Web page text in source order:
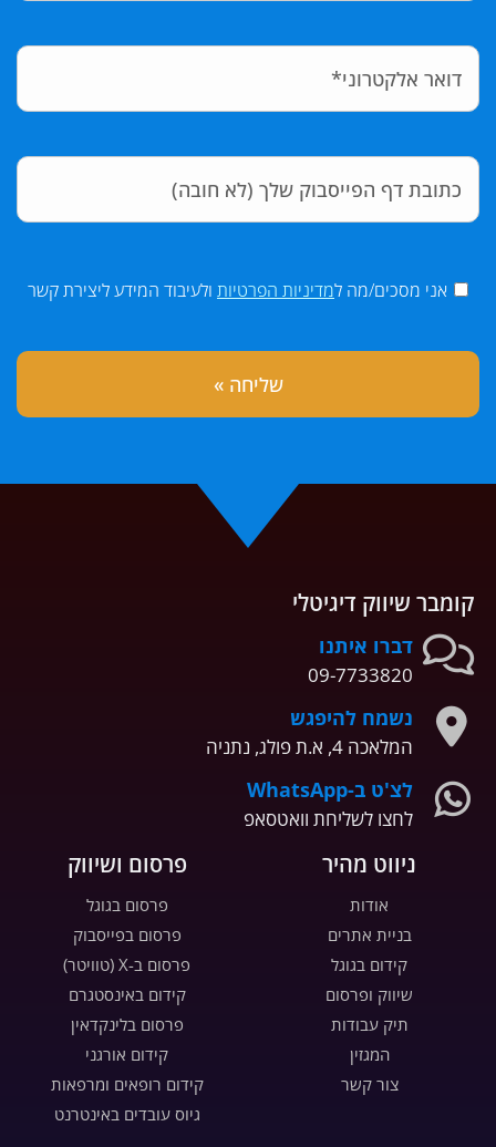
אני מסכים/מה למדיניות הפרטיות ולעיבוד המידע ליצירת קשר
קומבר שיווק דיגיטלי
דברו איתנו
09-7733820
נשמח להיפגש
המלאכה 4, א.ת פולג, נתניה
לצ'ט ב-WhatsApp
לחצו לשליחת וואטסאפ
ניווט מהיר
אודות
בניית אתרים
קידום בגוגל
שיווק ופרסום
תיק עבודות
המגזין
צור קשר
פרסום ושיווק
פרסום בגוגל
פרסום בפייסבוק
פרסום ב-X (טוויטר)
קידום באינסטגרם
פרסום בלינקדאין
קידום אורגני
קידום רופאים ומרפאות
גיוס עובדים באינטרנט